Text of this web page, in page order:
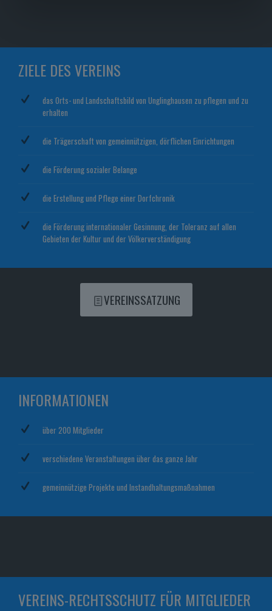
ZIELE DES VEREINS
das Orts- und Landschaftsbild von Unglinghausen zu pflegen und zu
erhalten
die Trägerschaft von gemeinnützigen, dörflichen Einrichtungen
die Förderung sozialer Belange
die Erstellung und Pflege einer Dorfchronik
die Förderung internationaler Gesinnung, der Toleranz auf allen
Gebieten der Kultur und der Völkerverständigung
VEREINSSATZUNG
INFORMATIONEN
über 200 Mitglieder
verschiedene Veranstaltungen über das ganze Jahr
gemeinnützige Projekte und Instandhaltungsmaßnahmen
VEREINS-RECHTSSCHUTZ FÜR MITGLIEDER